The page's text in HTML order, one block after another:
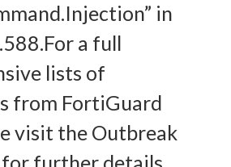
in
a full
lists of
from FortiGuard
visit the Outbreak
further details.